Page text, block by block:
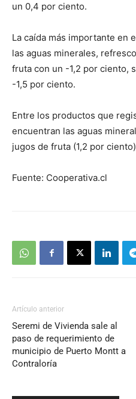
un 0,4 por ciento.
La caída más importante en
las aguas minerales,
fruta con un -1,2 por ciento,
-1,5 por ciento.
Entre los productos que
encuentran las aguas
jugos de fruta (1,2 por
Fuente: Cooperativa.cl
Artículo anterior
Seremi de Vivienda sale al
paso de requerimiento de
municipio de Puerto Montt a
Contraloría